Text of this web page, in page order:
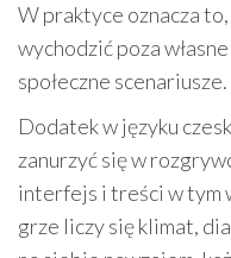
W praktyce oznacza
wychodzić poza
społeczne scenariusze.
Dodatek w języku
zanurzyć się w
interfejs i treści w tym
grze liczy się klimat,